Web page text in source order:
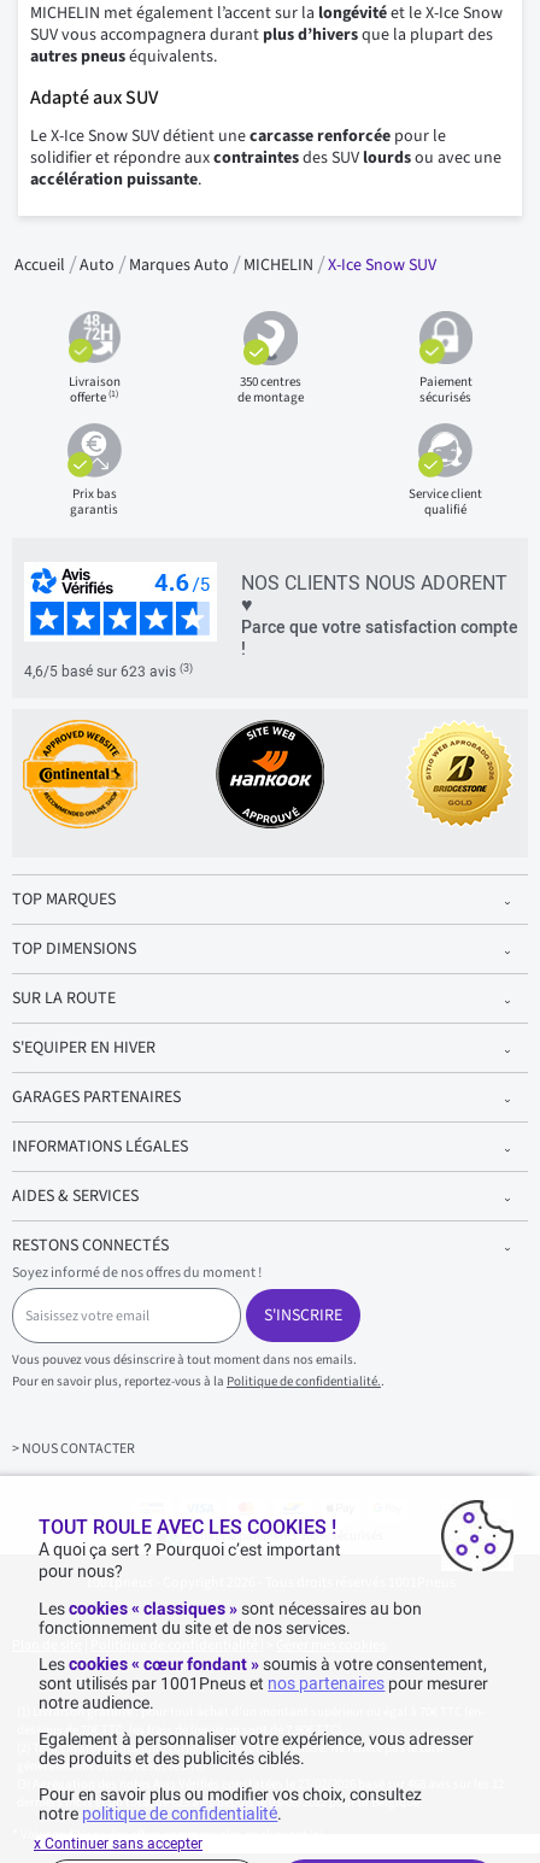
MICHELIN met également l’accent sur la longévitéet le X-Ice Snow
SUV vous accompagnera durant plus d’hiversque la plupart des
autres pneuséquivalents.
Adapté aux SUV
Le X-Ice Snow SUV détient unecarcasse renforcée pour le
solidifier et répondre auxcontraintesdes SUV lourdsou avec une
accélération puissante.
Accueil Auto Marques Auto MICHELIN X-Ice Snow SUV
Livraison
offerte(1)
350 centres
de montage
Paiement
sécurisés
Prix bas
garantis
Service client
qualifié
NOS CLIENTS NOUS ADORENT
♥
Parce que votre satisfaction compte
!
4,6/5 basé sur 623 avis (3)
TOP MARQUES
TOP DIMENSIONS
SUR LA ROUTE
S'EQUIPER EN HIVER
GARAGES PARTENAIRES
INFORMATIONS LÉGALES
AIDES & SERVICES
RESTONS CONNECTÉS
Soyez informé de nos offres du moment !
S
a
i
s
i
s
z
v
S'INSCRIRE
Vous pouvez vous désinscrire à tout moment dans nos emails.
Pour en savoir plus, reportez-vous à la Politique de confidentialité..
> NOUS CONTACTER
Achats & paiements 100% sécurisés
1001pneus - Copyright 2026 - Tous droits réservés 1001Pneus
Livraison gratuite : pour tout achat d'un montant supérieur ou égal à 70€ TTC (en-
dessous de 70€ TTC, les frais de livraison sont de 7,90€ TTC).
Tarif catalogue manufacturier en vigueur non remisé. Ne reflète pas le tarif
généralement constaté sur le site.
Agrégation des notes Avis Vérifiés constatées le 23/02/2026 basé sur 468 avis sur les 12
derniers mois et un total de 623 avis depuis le 03/06/2022 pour la Belgique.
* Voir conditions des offres commerciales en
TOUT ROULE AVEC LES COOKIES !
A quoi ça sert ? Pourquoi c’est important
pour nous?
Lescookies « classiques »sont nécessaires au bon
fonctionnement du site et de nos services.
Lescookies « cœur fondant » soumis à votre consentement,
sont utilisés par 1001Pneus et nos partenaires pour mesurer
notre audience.
Egalement à personnaliser votre expérience, vous adresser
des produits et des publicités ciblés.
Pour en savoir plus ou modifier vos choix, consultez
notre politique de confidentialité.
x Continuer sans accepter